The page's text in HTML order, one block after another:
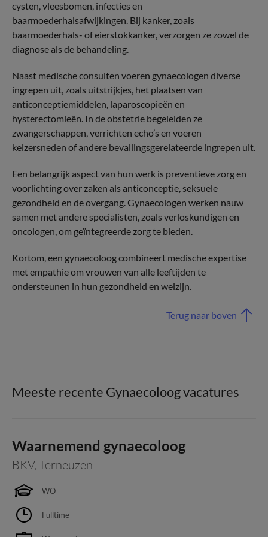
cysten, vleesbomen, infecties en
baarmoederhalsafwijkingen. Bij kanker, zoals
baarmoederhals- of eierstokkanker, verzorgen ze zowel de
diagnose als de behandeling.
Naast medische consulten voeren gynaecologen diverse
ingrepen uit, zoals uitstrijkjes, het plaatsen van
anticonceptiemiddelen, laparoscopieën en
hysterectomieën. In de obstetrie begeleiden ze
zwangerschappen, verrichten echo’s en voeren
keizersneden of andere bevallingsgerelateerde ingrepen uit.
Een belangrijk aspect van hun werk is preventieve zorg en
voorlichting over zaken als anticonceptie, seksuele
gezondheid en de overgang. Gynaecologen werken nauw
samen met andere specialisten, zoals verloskundigen en
oncologen, om geïntegreerde zorg te bieden.
Kortom, een gynaecoloog combineert medische expertise
met empathie om vrouwen van alle leeftijden te
ondersteunen in hun gezondheid en welzijn.
Terug naar boven
Meeste recente Gynaecoloog vacatures
Waarnemend gynaecoloog
BKV, Terneuzen
WO
Fulltime